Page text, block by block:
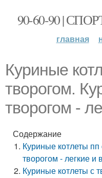
90-60-90 |
главная
Куриные
творогом.
творогом -
Содержание
Куриные котлеты пп
творогом - легкие и
Куриные котлеты с